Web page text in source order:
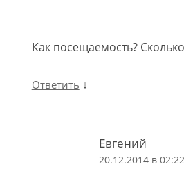
Как посещаемость?
Ответить ↓
Евгений
20.12.2014 в 02:22